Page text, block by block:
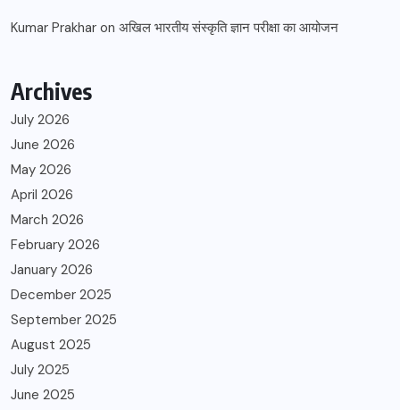
Kumar Prakhar on अखिल भारतीय संस्कृति ज्ञान परीक्षा का आयोजन
Archives
July 2026
June 2026
May 2026
April 2026
March 2026
February 2026
January 2026
December 2025
September 2025
August 2025
July 2025
June 2025